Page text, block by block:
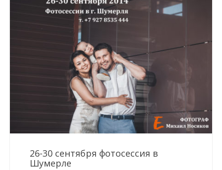
26-30 сентября фотосессия в
Шумерле